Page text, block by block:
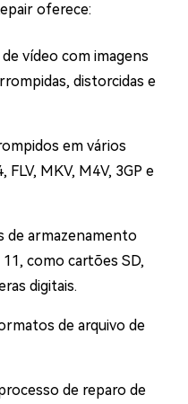
oferece:
vídeo com imagens
distorcidas e
em vários
MKV, M4V, 3GP e
de armazenamento
como cartões SD,
digitais.
de arquivo de
de reparo de